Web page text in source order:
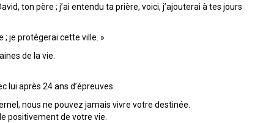
ton père ; j’ai entendu ta prière, voici, j’ajouterai à tes jours
; je protégerai cette ville. »
de la vie.
lui après 24 ans d’épreuves.
nous ne pouvez jamais vivre votre destinée.
positivement de votre vie.